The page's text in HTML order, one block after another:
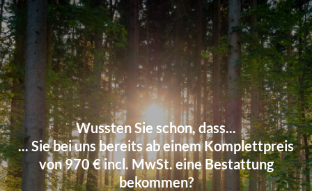
Wussten Sie schon, dass...
... Sie bei uns bereits ab einem Komplettpreis
von 970 € incl. MwSt. eine Bestattung
bekommen?